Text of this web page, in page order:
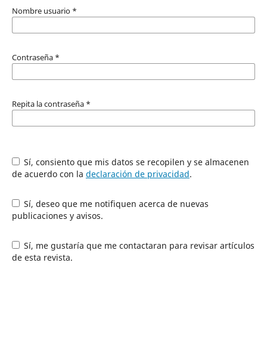
Nombre usuario *
Contraseña *
Repita la contraseña *
Sí, consiento que mis datos se recopilen y se almacenen
de acuerdo con la declaración de privacidad.
Sí, deseo que me notifiquen acerca de nuevas
publicaciones y avisos.
Sí, me gustaría que me contactaran para revisar artículos
de esta revista.